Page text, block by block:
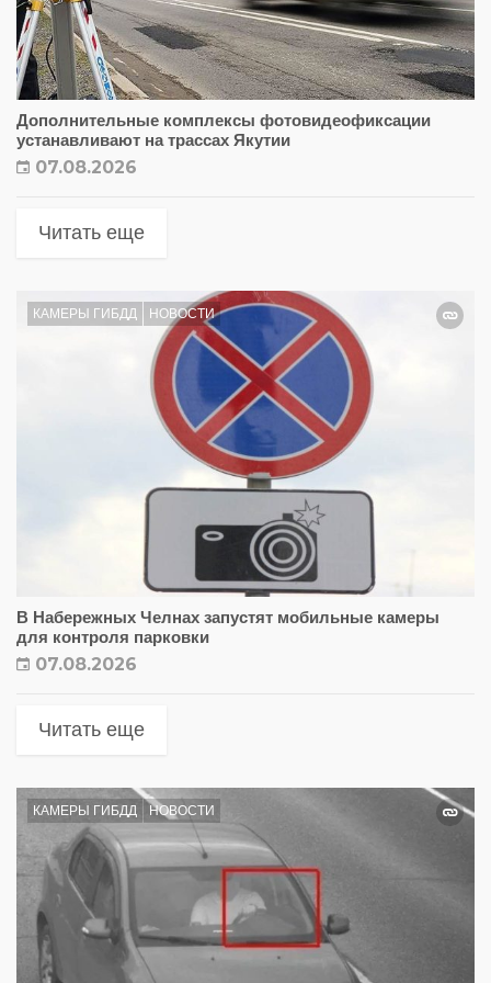
Дополнительные комплексы фотовидеофиксации
устанавливают на трассах Якутии
07.08.2026
Читать еще
КАМЕРЫ ГИБДД НОВОСТИ
В Набережных Челнах запустят мобильные камеры
для контроля парковки
07.08.2026
Читать еще
КАМЕРЫ ГИБДД НОВОСТИ